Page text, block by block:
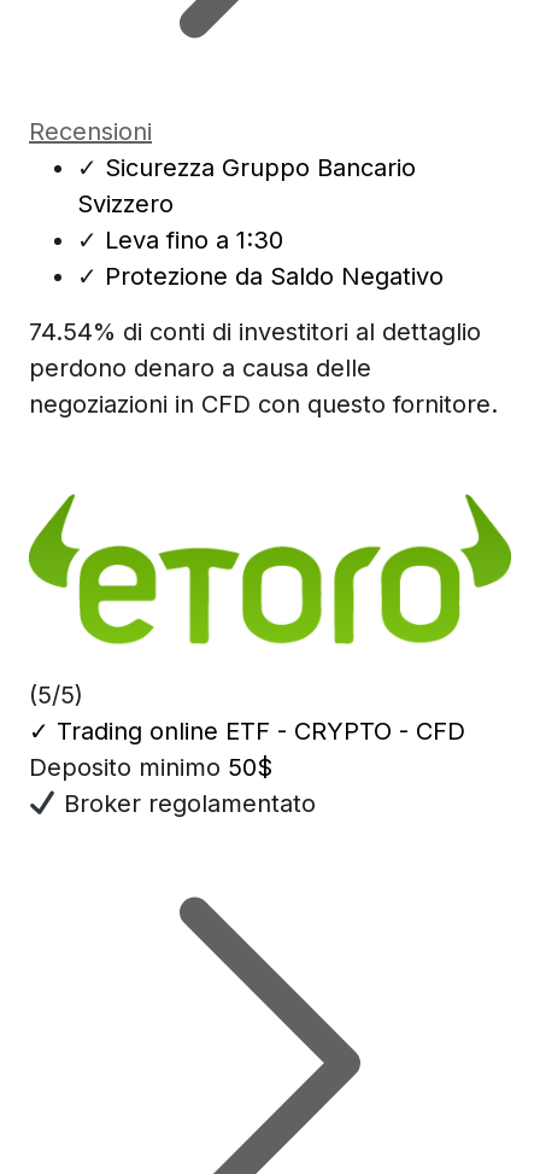
Recensioni
✓ Sicurezza Gruppo Bancario
Svizzero
✓ Leva fino a 1:30
✓ Protezione da Saldo Negativo
74.54% di conti di investitori al dettaglio
perdono denaro a causa delle
negoziazioni in CFD con questo fornitore.
(5/5)
✓ Trading online ETF - CRYPTO - CFD
Deposito minimo 50$
Broker regolamentato